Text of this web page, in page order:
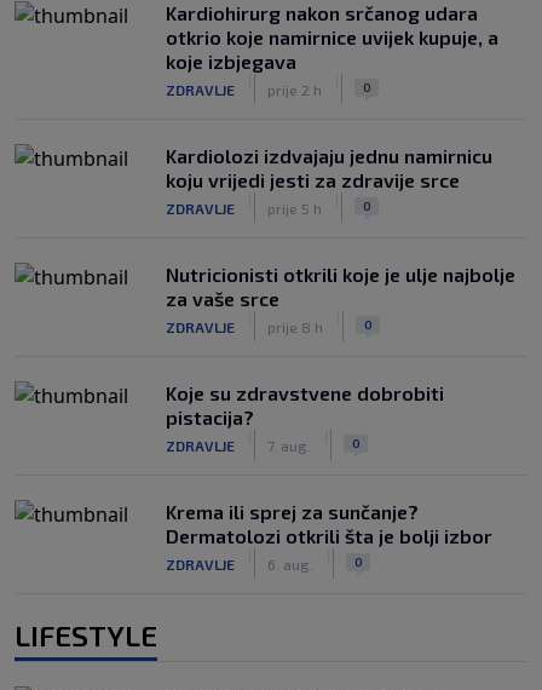
Kardiohirurg nakon srčanog udara
otkrio koje namirnice uvijek kupuje, a
koje izbjegava
ZDRAVLJE prije 2 h 0
Kardiolozi izdvajaju jednu namirnicu
koju vrijedi jesti za zdravije srce
ZDRAVLJE prije 5 h 0
Nutricionisti otkrili koje je ulje najbolje
za vaše srce
ZDRAVLJE prije 8 h 0
Koje su zdravstvene dobrobiti
pistacija?
ZDRAVLJE 7. aug. 0
Krema ili sprej za sunčanje?
Dermatolozi otkrili šta je bolji izbor
ZDRAVLJE 6. aug. 0
LIFESTYLE